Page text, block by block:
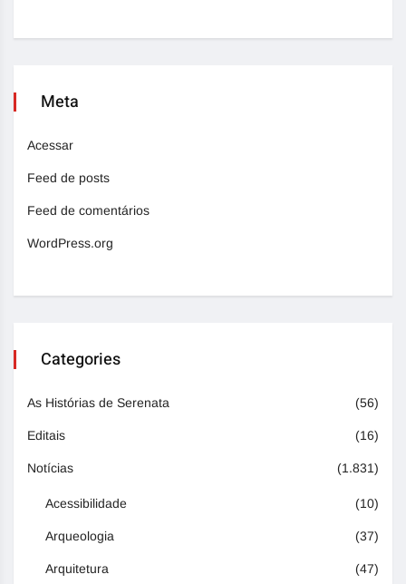
Meta
Acessar
Feed de posts
Feed de comentários
WordPress.org
Categories
As Histórias de Serenata (56)
Editais (16)
Notícias (1.831)
Acessibilidade (10)
Arqueologia (37)
Arquitetura (47)